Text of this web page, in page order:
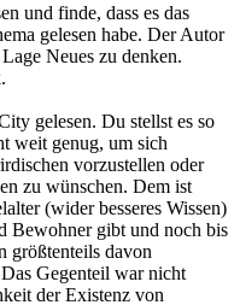
und finde, dass es das
gelesen habe. Der Autor
Neues zu denken.
gelesen. Du stellst es so
weit genug, um sich
vorzustellen oder
zu wünschen. Dem ist
(wider besseres Wissen)
Bewohner gibt und noch bis
größtenteils davon
Gegenteil war nicht
der Existenz von